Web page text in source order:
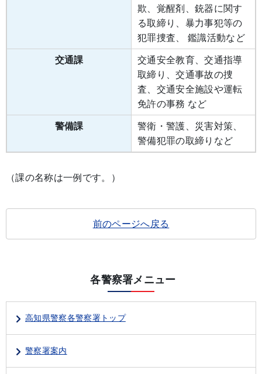
欺、覚醒剤、銃器に関す
る取締り、暴力事犯等の
犯罪捜査、 鑑識活動など
交通課
交通安全教育、交通指導
取締り、交通事故の捜
査、交通安全施設や運転
免許の事務 など
警備課
警衛・警護、災害対策、
警備犯罪の取締りなど
（課の名称は一例です。）
前のページへ戻る
各警察署メニュー
高知県警察各警察署トップ
警察署案内